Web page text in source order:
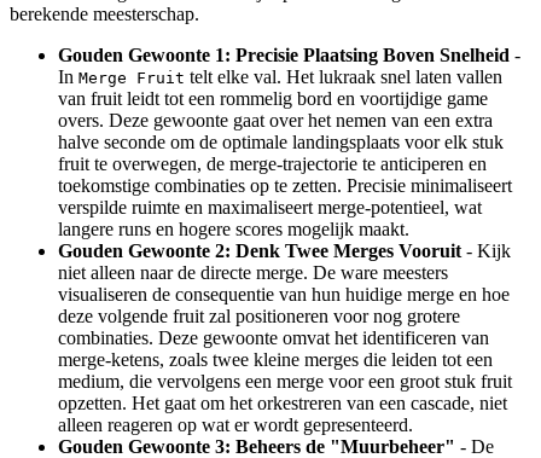
berekende meesterschap.
Gouden Gewoonte 1: Precisie Plaatsing Boven Snelheid -
In Merge Fruit telt elke val. Het lukraak snel laten vallen
van fruit leidt tot een rommelig bord en voortijdige game
overs. Deze gewoonte gaat over het nemen van een extra
halve seconde om de optimale landingsplaats voor elk stuk
fruit te overwegen, de merge-trajectorie te anticiperen en
toekomstige combinaties op te zetten. Precisie minimaliseert
verspilde ruimte en maximaliseert merge-potentieel, wat
langere runs en hogere scores mogelijk maakt.
Gouden Gewoonte 2: Denk Twee Merges Vooruit - Kijk
niet alleen naar de directe merge. De ware meesters
visualiseren de consequentie van hun huidige merge en hoe
deze volgende fruit zal positioneren voor nog grotere
combinaties. Deze gewoonte omvat het identificeren van
merge-ketens, zoals twee kleine merges die leiden tot een
medium, die vervolgens een merge voor een groot stuk fruit
opzetten. Het gaat om het orkestreren van een cascade, niet
alleen reageren op wat er wordt gepresenteerd.
Gouden Gewoonte 3: Beheers de "Muurbeheer" - De